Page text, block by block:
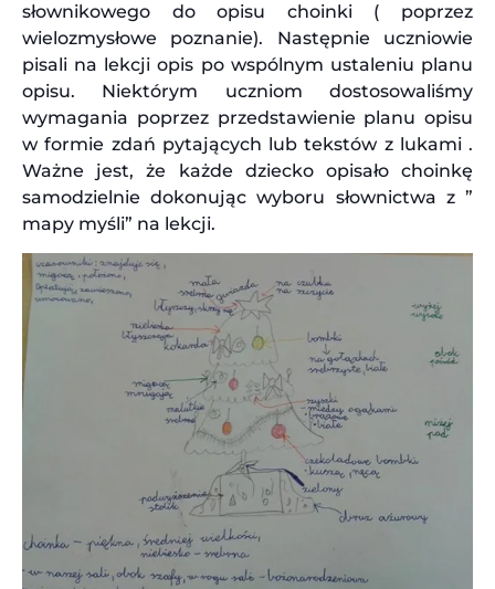
słownikowego do opisu choinki ( poprzez
wielozmysłowe poznanie). Następnie uczniowie
pisali na lekcji opis po wspólnym ustaleniu planu
opisu. Niektórym uczniom dostosowaliśmy
wymagania poprzez przedstawienie planu opisu
w formie zdań pytających lub tekstów z lukami .
Ważne jest, że każde dziecko opisało choinkę
samodzielnie dokonując wyboru słownictwa z ”
mapy myśli” na lekcji.